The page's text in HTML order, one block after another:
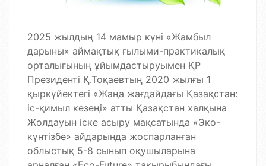
2025 жылдың 14 мамыр күні «Жамбыл
дарыны» аймақтық ғылыми-практикалық
орталығының ұйымдастыруымен ҚР
Президенті Қ.Тоқаевтың 2020 жылғы 1
қыркүйектегі «Жаңа жағдайдағы Қазақстан:
іс-қимыл кезеңі» атты Қазақстан халқына
Жолдауын іске асыру мақсатында «Эко-
күнтізбе» айдарында жоспарланған
облыстық 5-8 сынып оқушыларына